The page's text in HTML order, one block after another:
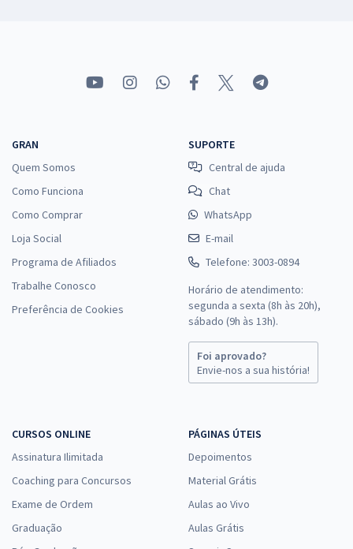
GRAN
Quem Somos
Como Funciona
Como Comprar
Loja Social
Programa de Afiliados
Trabalhe Conosco
Preferência de Cookies
SUPORTE
Central de ajuda
Chat
WhatsApp
E-mail
Telefone: 3003-0894
Horário de atendimento:
segunda a sexta (8h às 20h),
sábado (9h às 13h).
Foi aprovado?
Envie-nos a sua história!
CURSOS ONLINE
Assinatura Ilimitada
Coaching para Concursos
Exame de Ordem
Graduação
PÁGINAS ÚTEIS
Depoimentos
Material Grátis
Aulas ao Vivo
Aulas Grátis